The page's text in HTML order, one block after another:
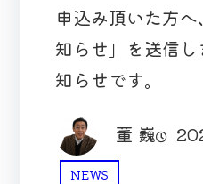
申込み頂いた方
知らせ」を送信
知らせです。
董 巍
NEWS